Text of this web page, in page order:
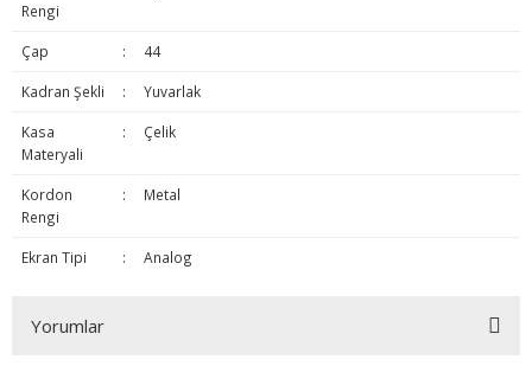
Rengi
Çap : 44
Kadran Şekli : Yuvarlak
Kasa
Materyali
: Çelik
Kordon
Rengi
: Metal
Ekran Tipi : Analog
Yorumlar